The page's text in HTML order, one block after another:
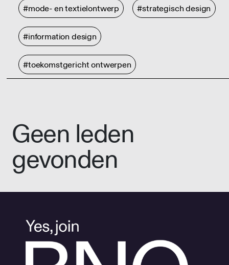
#mode- en textielontwerp #strategisch design
#information design
#toekomstgericht ontwerpen
Geen leden
gevonden